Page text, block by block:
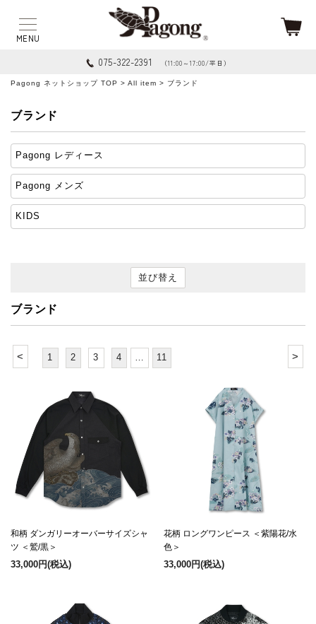
075-322-2391 （11:00～17:00/平日）
Pagong ネットショップ TOP > All item > ブランド
ブランド
Pagong レディース
Pagong メンズ
KIDS
並び替え
ブランド
< >
1 2 3 4 11
和柄 ダンガリーオーバーサイズシャ
ツ ＜鷲/黒＞
33,000円(税込)
花柄 ロングワンピース ＜紫陽花/水
色＞
33,000円(税込)